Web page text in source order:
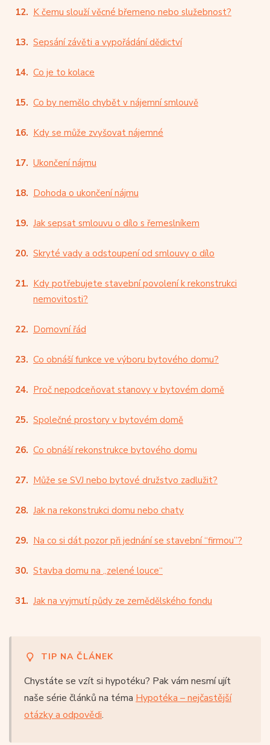
K čemu slouží věcné břemeno nebo služebnost?
Sepsání závěti a vypořádání dědictví
Co je to kolace
Co by nemělo chybět v nájemní smlouvě
Kdy se může zvyšovat nájemné
Ukončení nájmu
Dohoda o ukončení nájmu
Jak sepsat smlouvu o dílo s řemeslníkem
Skryté vady a odstoupení od smlouvy o dílo
Kdy potřebujete stavební povolení k rekonstrukci
nemovitosti?
Domovní řád
Co obnáší funkce ve výboru bytového domu?
Proč nepodceňovat stanovy v bytovém domě
Společné prostory v bytovém domě
Co obnáší rekonstrukce bytového domu
Může se SVJ nebo bytové družstvo zadlužit?
Jak na rekonstrukci domu nebo chaty
Na co si dát pozor při jednání se stavební “firmou”?
Stavba domu na „zelené louce“
Jak na vyjmutí půdy ze zemědělského fondu
TIP NA ČLÁNEK
Chystáte se vzít si hypotéku? Pak vám nesmí ujít
naše série článků na téma Hypotéka – nejčastější
otázky a odpovědi.